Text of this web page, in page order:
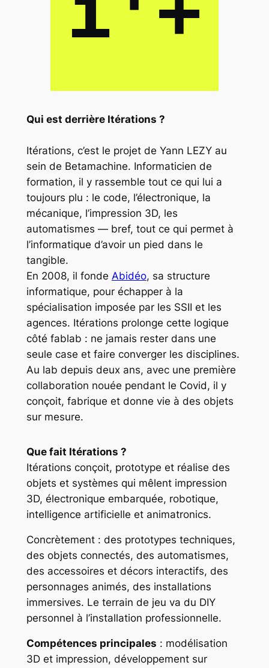
Qui est derrière Itérations ?
Itérations, c’est le projet de Yann LEZY au
sein de Betamachine. Informaticien de
formation, il y rassemble tout ce qui lui a
toujours plu : le code, l’électronique, la
mécanique, l’impression 3D, les
automatismes — bref, tout ce qui permet à
l’informatique d’avoir un pied dans le
tangible.
En 2008, il fonde Abidéo, sa structure
informatique, pour échapper à la
spécialisation imposée par les SSII et les
agences. Itérations prolonge cette logique
côté fablab : ne jamais rester dans une
seule case et faire converger les disciplines.
Au lab depuis deux ans, avec une première
collaboration nouée pendant le Covid, il y
conçoit, fabrique et donne vie à des objets
sur mesure.
Que fait Itérations ?
Itérations conçoit, prototype et réalise des
objets et systèmes qui mêlent impression
3D, électronique embarquée, robotique,
intelligence artificielle et animatronics.
Concrètement : des prototypes techniques,
des objets connectés, des automatismes,
des accessoires et décors interactifs, des
personnages animés, des installations
immersives. Le terrain de jeu va du DIY
personnel à l’installation professionnelle.
Compétences principales : modélisation
3D et impression, développement sur